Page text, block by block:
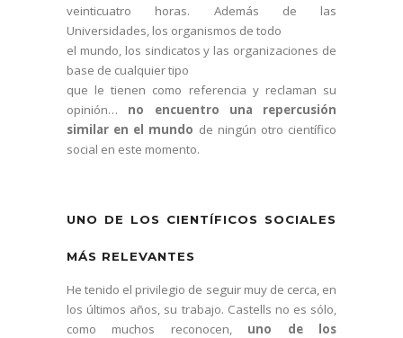
veinticuatro horas. Además de las
Universidades, los organismos de todo
el mundo, los sindicatos y las organizaciones de
base de cualquier tipo
que le tienen como referencia y reclaman su
opinión… no encuentro una repercusión
similar en el mundo de ningún otro científico
social en este momento.
UNO DE LOS CIENTÍFICOS SOCIALES
MÁS RELEVANTES
He tenido el privilegio de seguir muy de cerca, en
los últimos años, su trabajo. Castells no es sólo,
como muchos reconocen,uno de los